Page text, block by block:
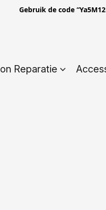
Gebruik de code
Reparatie